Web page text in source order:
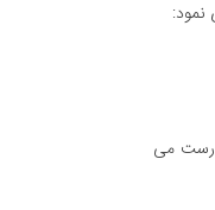
نمود:
درست می